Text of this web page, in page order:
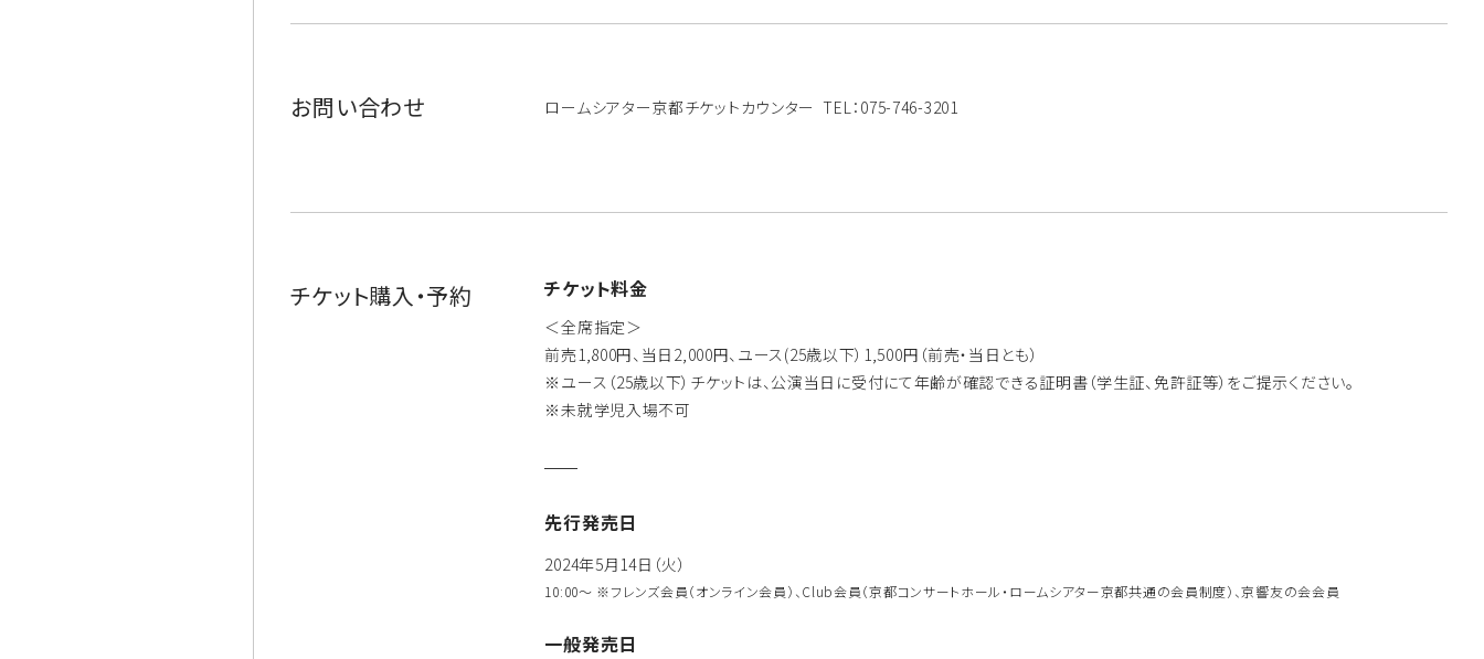
お問い合わせ ロームシアター京都チケットカウンター TEL：075-746-3201
チケット購入・予約 チケット料金
＜全席指定＞
前売1,800円、当日2,000円、ユース(25歳以下）1,500円（前売・当日とも）
※ユース（25歳以下）チケットは、公演当日に受付にて年齢が確認できる証明書（学生証、免許証等）をご提示ください。
※未就学児入場不可
先行発売日
2024年5月14日（火）
10:00～ ※フレンズ会員（オンライン会員）、Club会員（京都コンサートホール・ロームシアター京都共通の会員制度）、京響友の会会員
一般発売日